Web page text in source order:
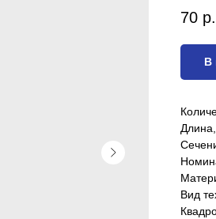
70 р.
В
Вид